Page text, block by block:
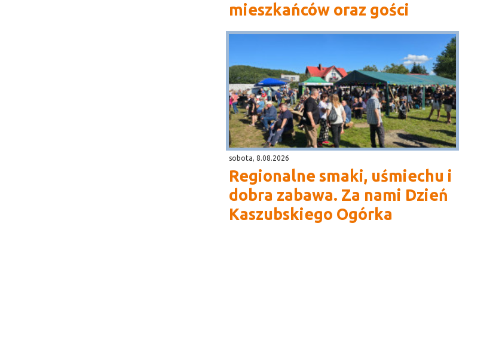
mieszkańców oraz gości
sobota, 8.08.2026
Regionalne smaki, uśmiechu i
dobra zabawa. Za nami Dzień
Kaszubskiego Ogórka